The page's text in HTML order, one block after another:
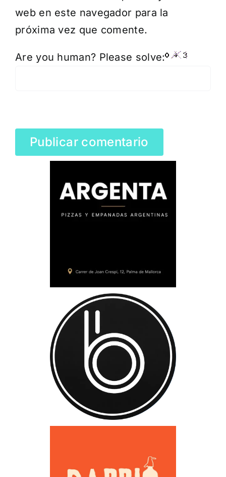
web en este navegador para la
próxima vez que comente.
Are you human? Please solve: